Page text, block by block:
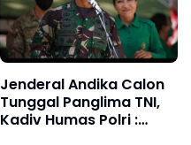
Jenderal Andika Calon
Tunggal Panglima TNI,
Kadiv Humas Polri :